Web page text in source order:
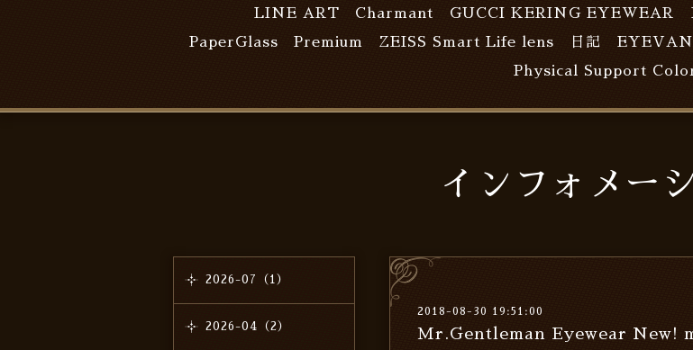
LINE ART Charmant
GUCCI KERING EYEWEAR
PaperGlass Premium
ZEISS Smart Life lens 日記 EYEVAN
Physical Support
インフォメー
2018-08-30 19:51:00
Mr.Gentleman Eyewear
2026-07（1）
2026-04（2）